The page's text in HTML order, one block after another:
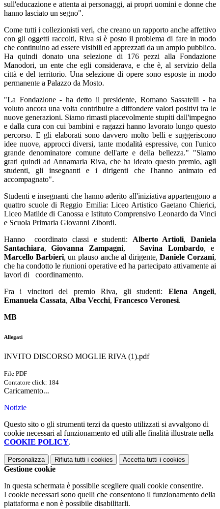
sull'educazione e attenta ai personaggi, ai propri uomini e donne che
hanno lasciato un segno".
Come tutti i collezionisti veri, che creano un rapporto anche affettivo
con gli oggetti raccolti, Riva si è posto il problema di fare in modo
che continuino ad essere visibili ed apprezzati da un ampio pubblico.
Ha quindi donato una selezione di 176 pezzi alla Fondazione
Manodori, un ente che egli considerava, e che è, al servizio della
città e del territorio. Una selezione di opere sono esposte in modo
permanente a Palazzo da Mosto.
"La Fondazione - ha detto il presidente, Romano Sassatelli - ha
voluto ancora una volta contribuire a diffondere valori positivi tra le
nuove generazioni. Siamo rimasti piacevolmente stupiti dall'impegno
e dalla cura con cui bambini e ragazzi hanno lavorato lungo questo
percorso. E gli elaborati sono davvero molto belli e suggeriscono
idee nuove, approcci diversi, tante modalità espressive, con l'unico
grande denominatore comune dell'arte e della bellezza." "Siamo
grati quindi ad Annamaria Riva, che ha ideato questo premio, agli
studenti, gli insegnanti e i dirigenti che l'hanno animato ed
accompagnato".
Studenti e insegnanti che hanno aderito all'iniziativa appartengono a
quattro scuole di Reggio Emilia: Liceo Artistico Gaetano Chierici,
Liceo Matilde di Canossa e Istituto Comprensivo Leonardo da Vinci
e Scuola Primaria Giovanni Zibordi.
Hanno coordinato classi e studenti: Alberto Artioli, Daniela
Santachiara,Giovanna Zampagni,Savina Lombardo, e
Marcello Barbieri, un plauso anche al dirigente,Daniele Corzani,
che ha condotto le riunioni operative ed ha partecipato attivamente ai
lavori di coordinamento.
Fra i vincitori del premio Riva, gli studenti: Elena Angeli,
Emanuela Cassata, Alba Vecchi, Francesco Veronesi.
MB
Allegati
INVITO DISCORSO MOGLIE RIVA (1).pdf
File PDF
Contatore click: 184
Caricamento...
Notizie
Questo sito o gli strumenti terzi da questo utilizzati si avvalgono di
cookie necessari al funzionamento ed utili alle finalità illustrate nella
COOKIE POLICY.
Personalizza Rifiuta tutti i cookies Accetta tutti i cookies
Gestione cookie
In questa schermata è possibile scegliere quali cookie consentire.
I cookie necessari sono quelli che consentono il funzionamento della
piattaforma e non è possibile disabilitarli.